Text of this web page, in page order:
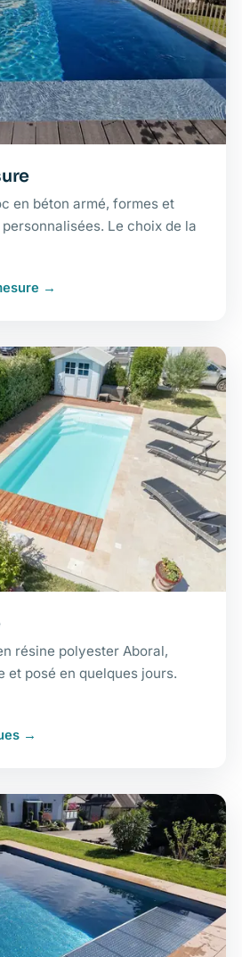
en béton armé, formes et
Le choix de la
résine polyester Aboral,
et posé en quelques jours.